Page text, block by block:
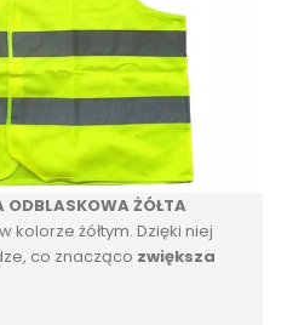
ODBLASKOWA ŻÓŁTA
żółtym. Dzięki niej
co znacząco zwiększa